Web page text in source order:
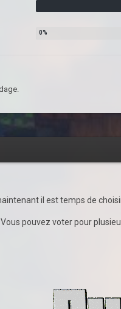
il est temps de
pouvez voter pour